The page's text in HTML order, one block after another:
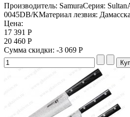
Производитель: SamuraСерия:
0045DB/KМатериал лезвия:
Цена:
17 391 Р
20 460 Р
Сумма скидки: -3 069 Р